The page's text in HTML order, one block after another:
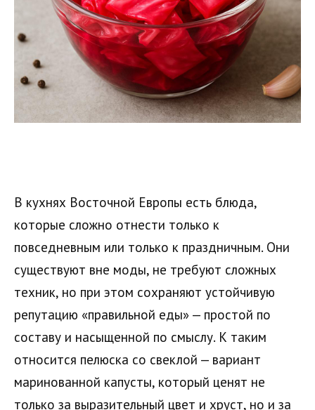
В кухнях Восточной Европы есть блюда,
которые сложно отнести только к
повседневным или только к праздничным. Они
существуют вне моды, не требуют сложных
техник, но при этом сохраняют устойчивую
репутацию «правильной еды» — простой по
составу и насыщенной по смыслу. К таким
относится пелюска со свеклой — вариант
маринованной капусты, который ценят не
только за выразительный цвет и хруст, но и за